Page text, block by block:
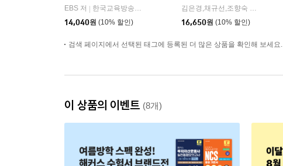
EBS 저
한국교육방송공사
14,040원 (10% 할인)
김은경,채규선,조향숙 등저
16,650원 (10% 할인)
검색 페이지에서 선택된 태그에 등록된 더 많은 상품을 확인해 보세요.
이 상품의 이벤트 (8개)